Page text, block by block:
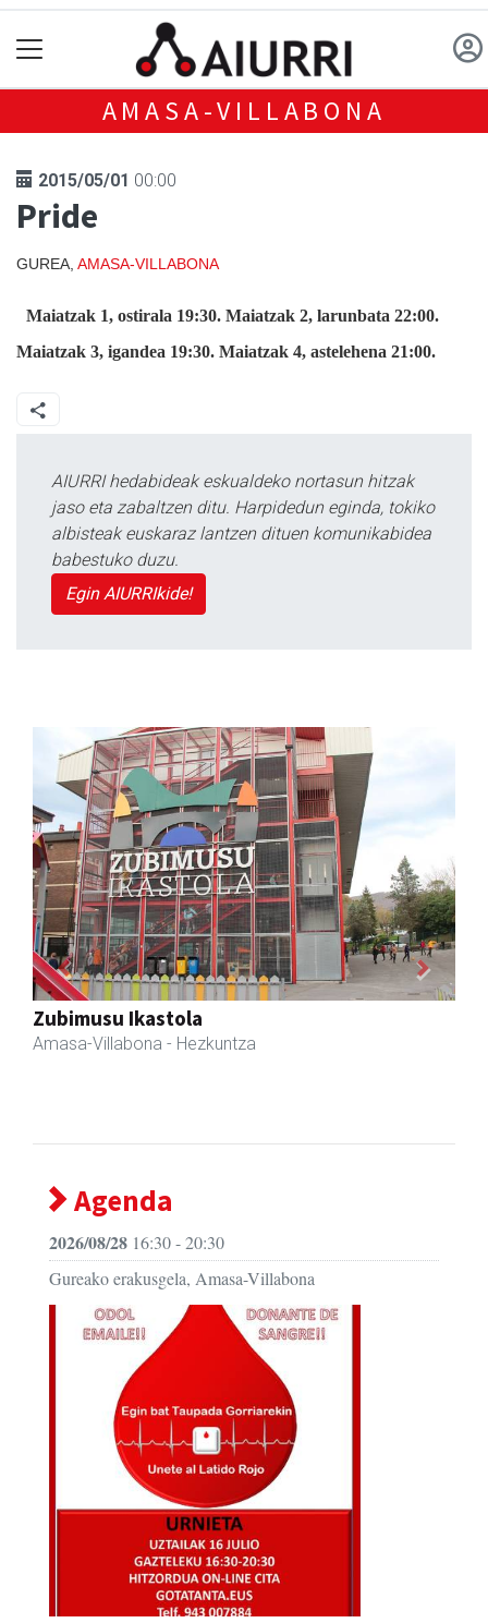
AMASA-VILLABONA
2015/05/01 00:00
Pride
GUREA, AMASA-VILLABONA
Maiatzak 1, ostirala 19:30. Maiatzak 2, larunbata 22:00.
Maiatzak 3, igandea 19:30. Maiatzak 4, astelehena 21:00.
AIURRI hedabideak eskualdeko nortasun hitzak
jaso eta zabaltzen ditu. Harpidedun eginda, tokiko
albisteak euskaraz lantzen dituen komunikabidea
babestuko duzu.
Egin AIURRIkide!
Akam espazioa
Amasa-Villabona
Previous Next
Agenda
2026/08/28 16:30 - 20:30
Gureako erakusgela, Amasa-Villabona